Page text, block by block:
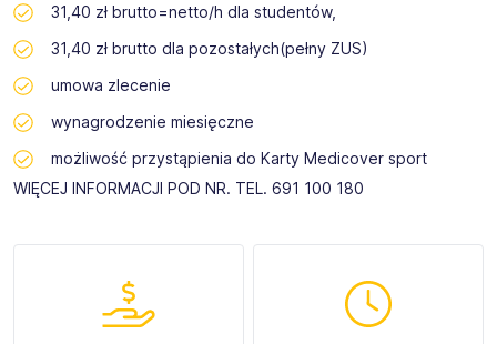
31,40 zł brutto=netto/h dla studentów,
31,40 zł brutto dla pozostałych(pełny ZUS)
umowa zlecenie
wynagrodzenie miesięczne
możliwość przystąpienia do Karty Medicover sport
WIĘCEJ INFORMACJI POD NR. TEL. 691 100 180